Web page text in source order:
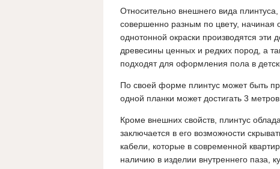
Относительно внешнего вида
совершенно разным по цвету, начиная
однотонной окраски производятся
древесины ценных и редких пород, а
подходят для оформления пола в
По своей форме плинтус может быть
одной планки может достигать 3
Кроме внешних свойств, плинтус
заключается в его возможности
кабели, которые в современной
наличию в изделии внутреннего паза,